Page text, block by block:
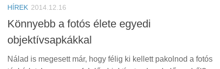
HÍREK 2014.12.16
Könnyebb a fotós élete egyedi
objektívsapkákkal
Nálad is megesett már, hogy félig ki kellett pakolnod a fotós